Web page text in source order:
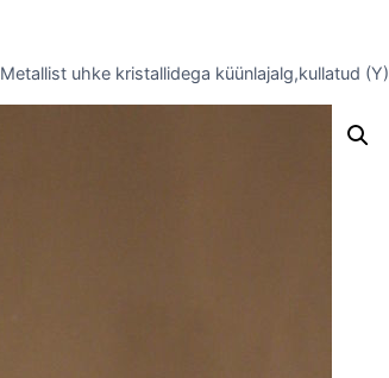
Metallist uhke kristallidega küünlajalg,kullatud (Y)